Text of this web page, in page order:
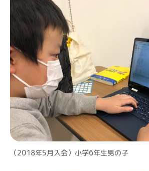
（2018年5月入会）小学6年生男の子